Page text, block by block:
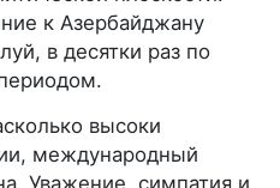
к Азербайджану
в десятки раз по
высоки
международный
Уважение, симпатия и